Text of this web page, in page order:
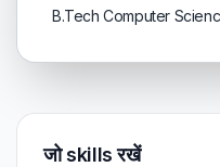
B.Tech Computer
जो skills रखें